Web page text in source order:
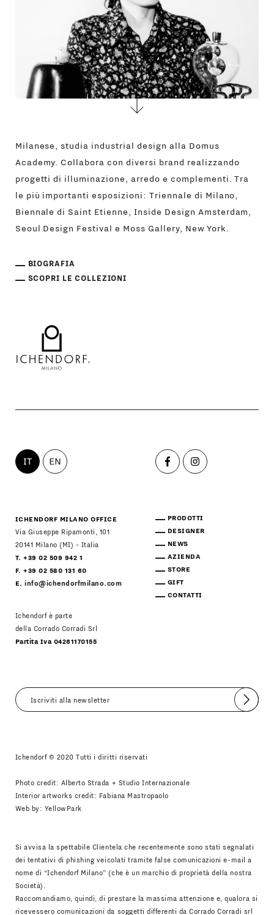
Milanese, studia industrial design alla Domus
Academy. Collabora con diversi brand realizzando
progetti di illuminazione, arredo e complementi. Tra
le più importanti esposizioni: Triennale di Milano,
Biennale di Saint Etienne, Inside Design Amsterdam,
Seoul Design Festival e Moss Gallery, New York.
BIOGRAFIA
SCOPRI LE COLLEZIONI
IT EN
ICHENDORF MILANO OFFICE
Via Giuseppe Ripamonti, 101
20141 Milano (MI) - Italia
T. +39 02 509 942 1
F. +39 02 580 131 60
E.info@ichendorfmilano.com
Ichendorf è parte
della Corrado Corradi Srl
Partita Iva 04261170155
PRODOTTI
DESIGNER
NEWS
AZIENDA
STORE
GIFT
CONTATTI
Invia
Ichendorf © 2020 Tutti i diritti riservati
Photo credit: Alberto Strada + Studio Internazionale
Interior artworks credit: Fabiana Mastropaolo
Web by: YellowPark
Si avvisa la spettabile Clientela che recentemente sono stati segnalati
dei tentativi di phishing veicolati tramite false comunicazioni e-mail a
nome di “Ichendorf Milano” (che è un marchio di proprietà della nostra
Società).
Raccomandiamo, quindi, di prestare la massima attenzione e, qualora si
ricevessero comunicazioni da soggetti differenti da Corrado Corradi srl